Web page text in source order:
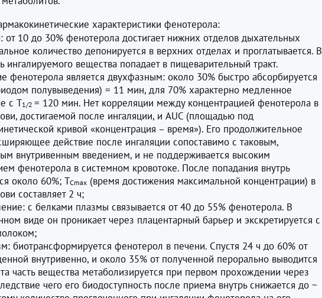
характеристики фенотерола:
от 10 до 30% фенотерола достигает нижних отделов дыхательных
количество депонируется в верхних отделах и проглатывается. В
ингалируемого вещества попадает в пищеварительный тракт.
фенотерола является двухфазным: около 30% быстро абсорбируется
полувыведения) = 11 мин, для 70% характерно медленное
с T1/2= 120 мин. Нет корреляции между концентрацией фенотерола в
достигаемой после ингаляции, и AUC (площадью под
кривой «концентрация – время»). Его продолжительное
действие после ингаляции сопоставимо с таковым,
внутривенным введением, и не поддерживается высоким
фенотерола в системном кровотоке. После попадания внутрь
около 60%; TCmax (время достижения максимальной концентрации) в
составляет 2 ч;
с белками плазмы связывается от 40 до 55% фенотерола. В
виде он проникает через плацентарный барьер и экскретируется с
биотрансформируется фенотерол в печени. Спустя 24 ч до 60% от
внутривенно, и около 35% от полученной перорально выводится
часть вещества метаболизируется при первом прохождении через
чего его биодоступность после приема внутрь снижается до ~